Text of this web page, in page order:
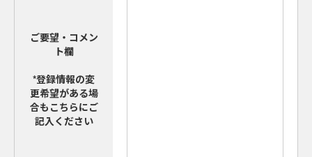
ご要望・コメン
ト欄
*登録情報の変
更希望がある場
合もこちらにご
記入ください